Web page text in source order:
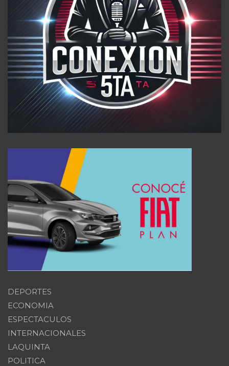
DEPORTES
ECONOMIA
ESPECTACULOS
INTERNACIONALES
LAQUINTA
POLITICA